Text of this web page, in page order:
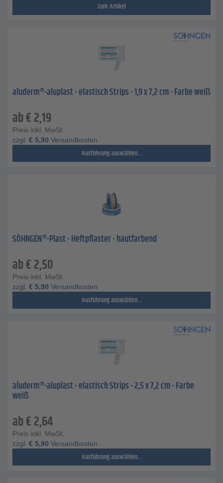
zum Artikel
aluderm®-aluplast - elastisch Strips - 1,9 x 7,2 cm - Farbe weiß
ab€2,19
Preis inkl. MwSt.
zzgl. € 5,90 Versandkosten
Ausführung auswählen...
SÖHNGEN®-Plast - Heftpflaster - hautfarbend
ab€2,50
Preis inkl. MwSt.
zzgl. € 5,90 Versandkosten
Ausführung auswählen...
aluderm®-aluplast - elastisch Strips - 2,5 x 7,2 cm - Farbe
weiß
ab€2,64
Preis inkl. MwSt.
zzgl. € 5,90 Versandkosten
Ausführung auswählen...